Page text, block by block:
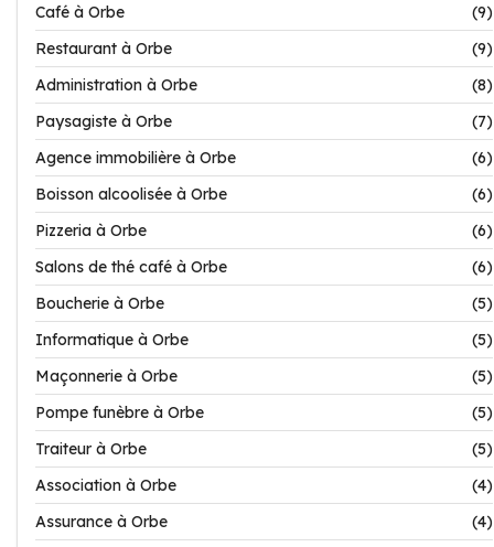
Café à Orbe
(9)
Restaurant à Orbe
(9)
Administration à Orbe
(8)
Paysagiste à Orbe
(7)
Agence immobilière à Orbe
(6)
Boisson alcoolisée à Orbe
(6)
Pizzeria à Orbe
(6)
Salons de thé café à Orbe
(6)
Boucherie à Orbe
(5)
Informatique à Orbe
(5)
Maçonnerie à Orbe
(5)
Pompe funèbre à Orbe
(5)
Traiteur à Orbe
(5)
Association à Orbe
(4)
Assurance à Orbe
(4)